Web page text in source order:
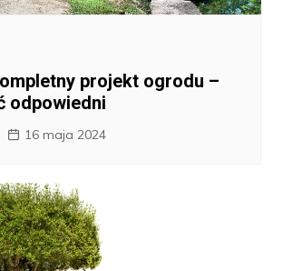
projekt ogrodu –
odpowiedni
16 maja 2024